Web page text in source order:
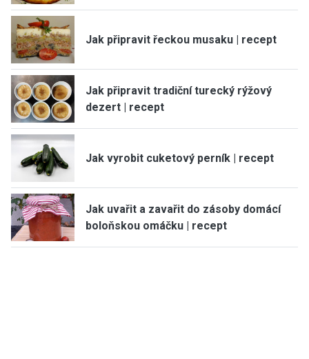
Jak připravit řeckou musaku | recept
Jak připravit tradiční turecký rýžový
dezert | recept
Jak vyrobit cuketový perník | recept
Jak uvařit a zavařit do zásoby domácí
boloňskou omáčku | recept